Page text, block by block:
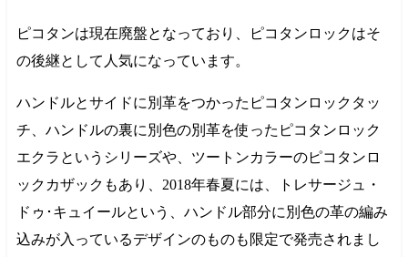
ピコタンは現在廃盤となっており、ピコタンロックはそ
の後継として人気になっています。
ハンドルとサイドに別革をつかったピコタンロックタッ
チ、ハンドルの裏に別色の別革を使ったピコタンロック
エクラというシリーズや、ツートンカラーのピコタンロ
ックカザックもあり、 2018年春夏には、トレサージュ・
ドゥ･キュイールという、ハンドル部分に別色の革の編み
込みが入っているデザインのものも限定で発売されまし